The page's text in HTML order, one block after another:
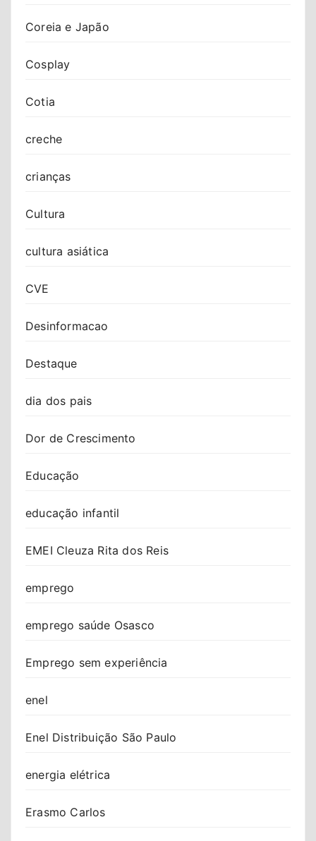
Coreia e Japão
Cosplay
Cotia
creche
crianças
Cultura
cultura asiática
CVE
Desinformacao
Destaque
dia dos pais
Dor de Crescimento
Educação
educação infantil
EMEI Cleuza Rita dos Reis
emprego
emprego saúde Osasco
Emprego sem experiência
enel
Enel Distribuição São Paulo
energia elétrica
Erasmo Carlos